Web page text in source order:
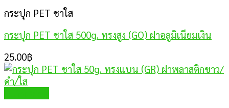
กระปุก PET ชาใส
กระปุก PET ชาใส 500g. ทรงสูง (GO) ฝาอลูมิเนียมเงิน
25.00฿